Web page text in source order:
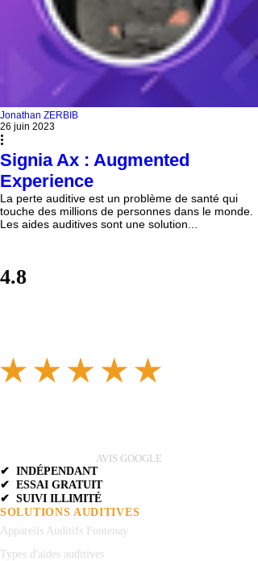
Jonathan ZERBIB
26 juin 2023
Signia Ax : Augmented
Experience
La perte auditive est un problème de santé qui
touche des millions de personnes dans le monde.
Les aides auditives sont une solution...
4.8
AVIS GOOGLE
✔ INDÉPENDANT
✔ ESSAI GRATUIT
✔ SUIVI ILLIMITÉ
SOLUTIONS AUDITIVES
Appareils Auditifs Fontenay
Types d'aides auditives